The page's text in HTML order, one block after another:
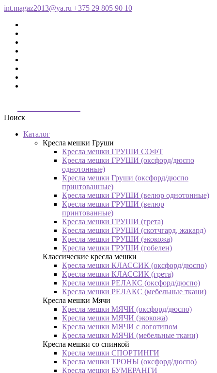
int.magaz2013@ya.ru +375 29 805 90 10
Поиск
Каталог
Кресла мешки Груши
Кресла мешки ГРУШИ СОФТ
Кресла мешки ГРУШИ (оксфорд/дюспо
однотонные)
Кресла мешки Груши (оксфорд/дюспо
принтованные)
Кресла мешки ГРУШИ (велюр однотонные)
Кресла мешки ГРУШИ (велюр
принтованные)
Кресла мешки ГРУШИ (грета)
Кресла мешки ГРУШИ (скотчгард, жакард)
Кресла мешки ГРУШИ (экокожа)
Кресла мешки ГРУШИ (гобелен)
Классические кресла мешки
Кресла мешки КЛАССИК (оксфорд/дюспо)
Кресла мешки КЛАССИК (грета)
Креслa мешки РЕЛАКС (оксфорд/дюспо)
Креслa мешки РЕЛАКС (мебельные ткани)
Кресла мешки Мячи
Кресла мешки МЯЧИ (оксфорд/дюспо)
Кресла мешки МЯЧИ (экокожа)
Кресла мешки МЯЧИ с логотипом
Кресла мешки МЯЧИ (мебельные ткани)
Кресла мешки со спинкой
Кресла мешки СПОРТИНГИ
Кресла мешки ТРОНЫ (оксфорд/дюспо)
Кресла мешки БУМЕРАНГИ